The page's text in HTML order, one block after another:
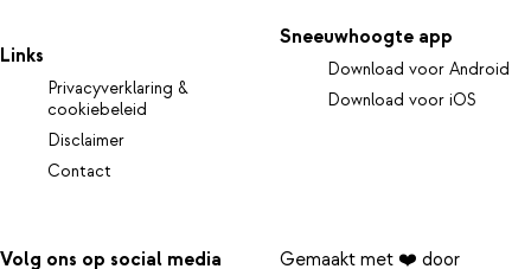
Links
Privacyverklaring &
cookiebeleid
Disclaimer
Contact
Sneeuwhoogte app
Download voor Android
Download voor iOS
Volg ons op social media Gemaakt met ❤️ door